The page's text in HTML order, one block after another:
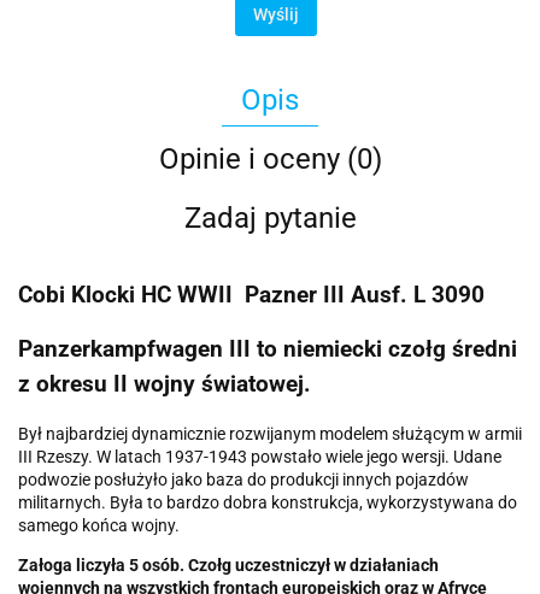
Wyślij
Opis
Opinie i oceny (0)
Zadaj pytanie
Cobi Klocki HC WWII Pazner III Ausf. L 3090
Panzerkampfwagen III to niemiecki czołg średni
z okresu II wojny światowej.
Był najbardziej dynamicznie rozwijanym modelem służącym w armii
III Rzeszy. W latach 1937-1943 powstało wiele jego wersji. Udane
podwozie posłużyło jako baza do produkcji innych pojazdów
militarnych. Była to bardzo dobra konstrukcja, wykorzystywana do
samego końca wojny.
Załoga liczyła 5 osób. Czołg uczestniczył w działaniach
wojennych na wszystkich frontach europejskich oraz w Afryce